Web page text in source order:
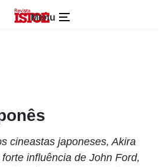
Menu
cineastas japoneses, Akira
influência de John Ford,